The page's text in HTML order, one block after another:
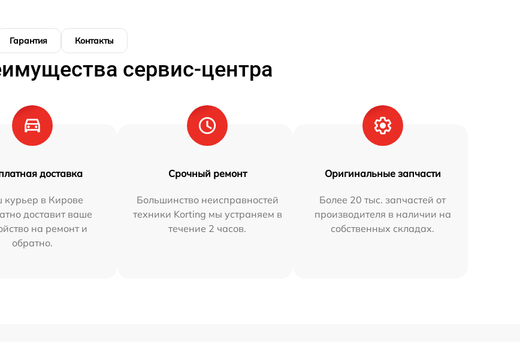
Гарантия Контакты
сервис-центра
доставка
в Кирове
доставит ваше
на ремонт и
обратно.
Срочный ремонт
Большинство неисправностей
техники Korting мы устраняем в
течение 2 часов.
Оригинальные запчасти
Более 20 тыс. запчастей от
производителя в наличии на
собственных складах.